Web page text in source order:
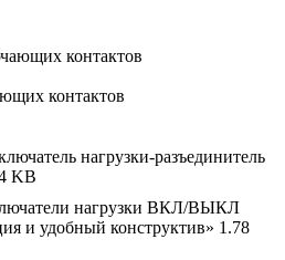
контактов
контактов
нагрузки-разъединитель
KB
нагрузки ВКЛ/ВЫКЛ
и удобный конструктив» 1.78